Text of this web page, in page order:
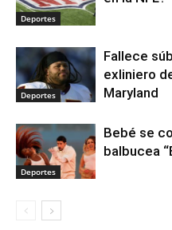
Deportes
Deportes
Fallece
exliniero
Maryland
Deportes
Bebé se
balbucea